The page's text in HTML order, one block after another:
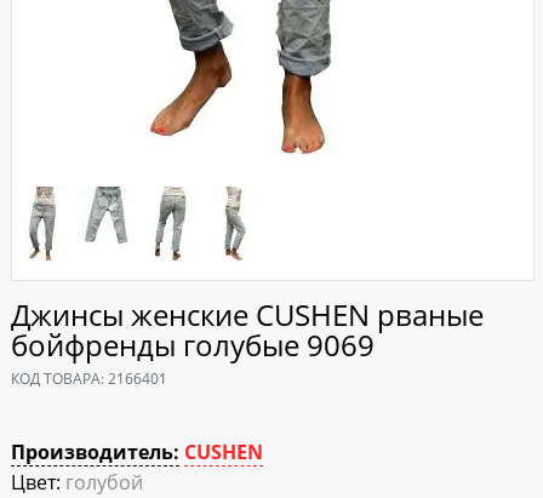
Джинсы женские CUSHEN рваные
бойфренды голубые 9069
КОД ТОВАРА:2166401
Производитель: CUSHEN
Цвет: голубой